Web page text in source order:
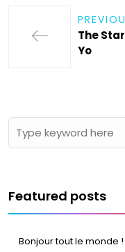
The
Yo
Featured posts
Bonjour tout le monde !